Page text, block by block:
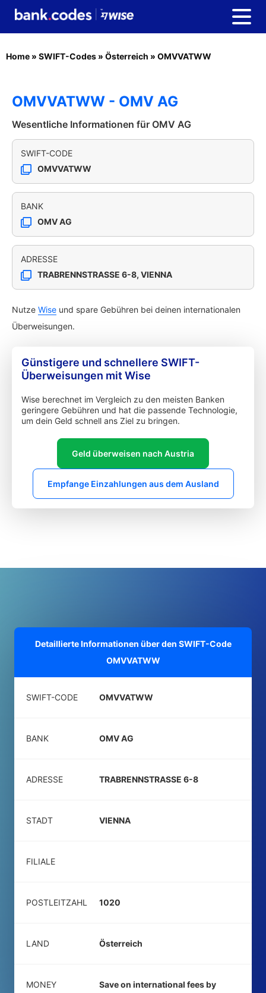
Home » SWIFT-Codes » Österreich » OMVVATWW
OMVVATWW - OMV AG
Wesentliche Informationen für OMV AG
SWIFT-CODE
OMVVATWW
BANK
OMV AG
ADRESSE
TRABRENNSTRASSE 6-8, VIENNA
Nutze Wise und spare Gebühren bei deinen internationalen
Überweisungen.
Günstigere und schnellere SWIFT-
Überweisungen mit Wise
Wise berechnet im Vergleich zu den meisten Banken
geringere Gebühren und hat die passende Technologie,
um dein Geld schnell ans Ziel zu bringen.
Geld überweisen nach Austria
Empfange Einzahlungen aus dem Ausland
Detaillierte Informationen über den SWIFT-Code
OMVVATWW
SWIFT-CODE OMVVATWW
BANK OMV AG
ADRESSE TRABRENNSTRASSE 6-8
STADT VIENNA
FILIALE
POSTLEITZAHL 1020
LAND Österreich
MONEY
Save on international fees by